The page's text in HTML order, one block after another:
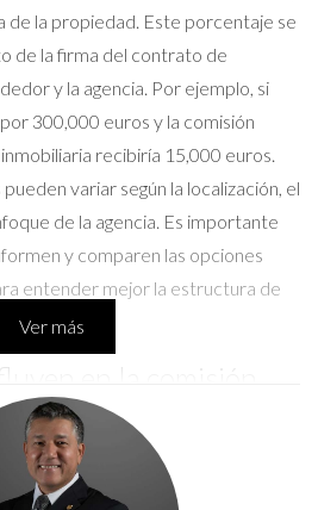
de la propiedad. Este porcentaje se
de la firma del contrato de
y la agencia. Por ejemplo, si
300,000 euros y la comisión
recibiría 15,000 euros.
variar según la localización, el
de la agencia. Es importante
y comparen las opciones
entender mejor la estructura de
en la comisión
Las comisiones pueden variar según
residencial, un local comercial
lujo.
metropolitanas, las comisiones
Ver más